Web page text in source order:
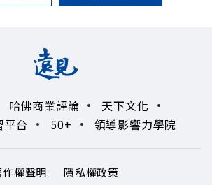
哈佛商業評論
天下文化
平台
50+ 領導影響力學院
作權聲明 隱私權政策